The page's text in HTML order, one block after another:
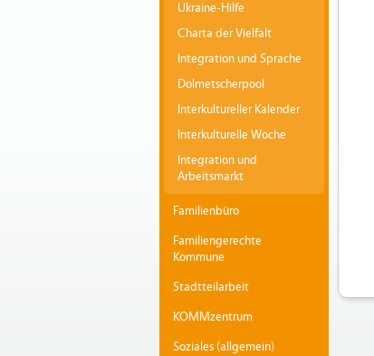
Ukraine-Hilfe
Charta der Vielfalt
Integration und Sprache
Dolmetscherpool
Interkultureller Kalender
Interkulturelle Woche
Integration und
Arbeitsmarkt
Familienbüro
Familiengerechte
Kommune
Stadtteilarbeit
KOMMzentrum
Soziales (allgemein)